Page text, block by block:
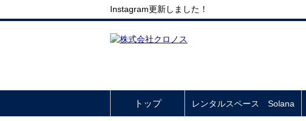
Instagram更新しました！
トップ レンタルスペース Solana